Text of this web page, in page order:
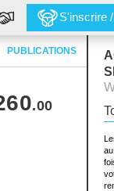
S'inscrire
PUBLICATIONS
.00